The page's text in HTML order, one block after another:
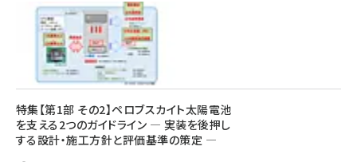
特集【第1部 その2】ペロブスカイト太陽電池
を支える2つのガイドライン ― 実装を後押し
する設計・施工方針と評価基準の策定 ―